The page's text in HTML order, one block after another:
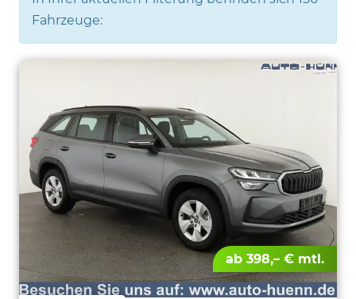
Fahrzeuge:
ab 398,– € mtl.